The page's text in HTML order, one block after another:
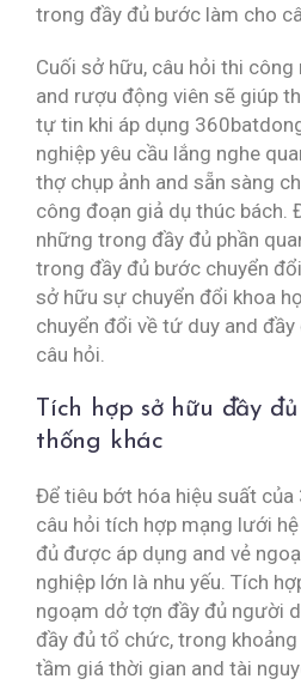
trong đầy đủ bước làm cho
Cuối sở hữu, câu hỏi thi công
and rượu động viên sẽ giúp
tự tin khi áp dụng
nghiệp yêu cầu lắng nghe
thợ chụp ảnh and sẵn sàng
công đoạn giả dụ thúc bách.
những trong đầy đủ phần
trong đầy đủ bước chuyển
sở hữu sự chuyển đổi khoa
chuyển đổi về tứ duy and
câu hỏi.
Tích hợp sở hữu đầy
thống khác
Để tiêu bớt hóa hiệu suất
câu hỏi tích hợp mạng lưới
đủ được áp dụng and vẻ
nghiệp lớn là nhu yếu. Tích
ngoạm dở tợn đầy đủ người
đầy đủ tổ chức, trong
tầm giá thời gian and tài